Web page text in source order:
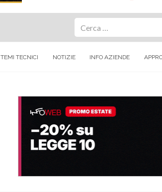
TEMI TECNICI NOTIZIE INFO AZIENDE